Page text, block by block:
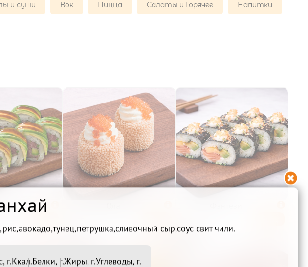
и суши Вок Пицца Салаты и Горячее Напитки

сыр,соус свит чили.
г.Ккал.Белки, г.Жиры, г.Углеводы, г.